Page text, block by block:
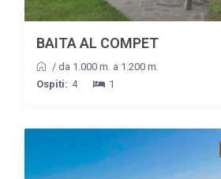
BAITA AL COMPET
/ da 1.000 m. a 1.200 m.
Ospiti: 4 1